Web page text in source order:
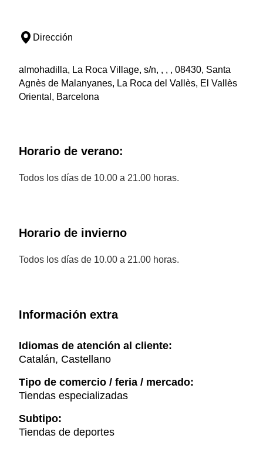
Dirección
almohadilla, La Roca Village, s/n, , , , 08430, Santa
Agnès de Malanyanes, La Roca del Vallès, El Vallès
Oriental, Barcelona
Horario de verano:
Todos los días de 10.00 a 21.00 horas.
Horario de invierno
Todos los días de 10.00 a 21.00 horas.
Información extra
Idiomas de atención al cliente:
Catalán, Castellano
Tipo de comercio / feria / mercado:
Tiendas especializadas
Subtipo:
Tiendas de deportes